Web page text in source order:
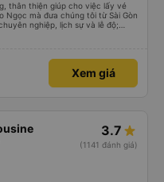
thân thiện giúp cho việc lấy vé
nghiệp, lịch sự và lễ độ;
gọi xe và trợ giá cho chúng tôi.
cùng mọi người hãng xe Bảo
Xem giá
3.7
(1141 đánh giá)